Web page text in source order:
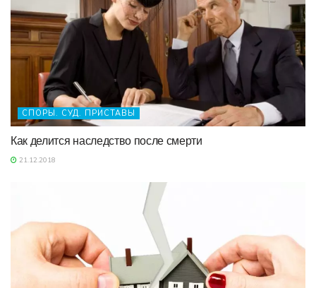
СПОРЫ. СУД. ПРИСТАВЫ
Как делится наследство после смерти
21.12.2018